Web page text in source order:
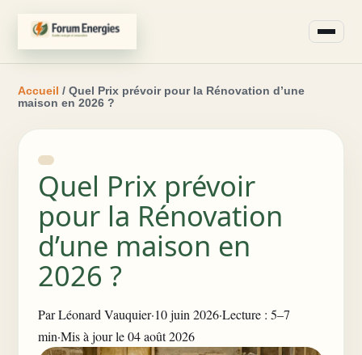
Accueil / Quel Prix prévoir pour la Rénovation d’une
maison en 2026 ?
Quel Prix prévoir
pour la Rénovation
d’une maison en
2026 ?
ParLéonard Vauquier·10 juin 2026·Lecture : 5–7
min·Mis à jour le 04 août 2026